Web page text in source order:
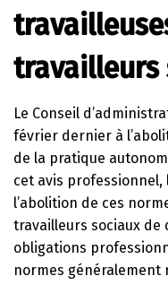
travailleurs
Le Conseil
février dernier à
de la pratique
cet avis professionnel,
l’abolition de ces
travailleurs sociaux
obligations
normes généralement